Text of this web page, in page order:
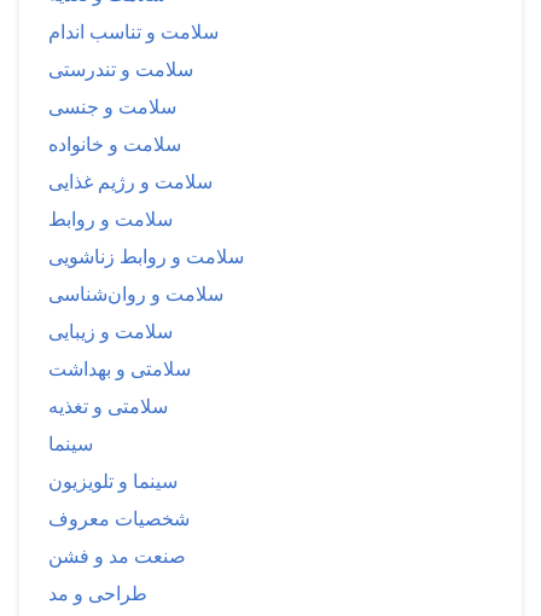
سلامت و تناسب اندام
سلامت و تندرستی
سلامت و جنسی
سلامت و خانواده
سلامت و رژیم غذایی
سلامت و روابط
سلامت و روابط زناشویی
سلامت و روان‌شناسی
سلامت و زیبایی
سلامتی و بهداشت
سلامتی و تغذیه
سینما
سینما و تلویزیون
شخصیات معروف
صنعت مد و فشن
طراحی و مد